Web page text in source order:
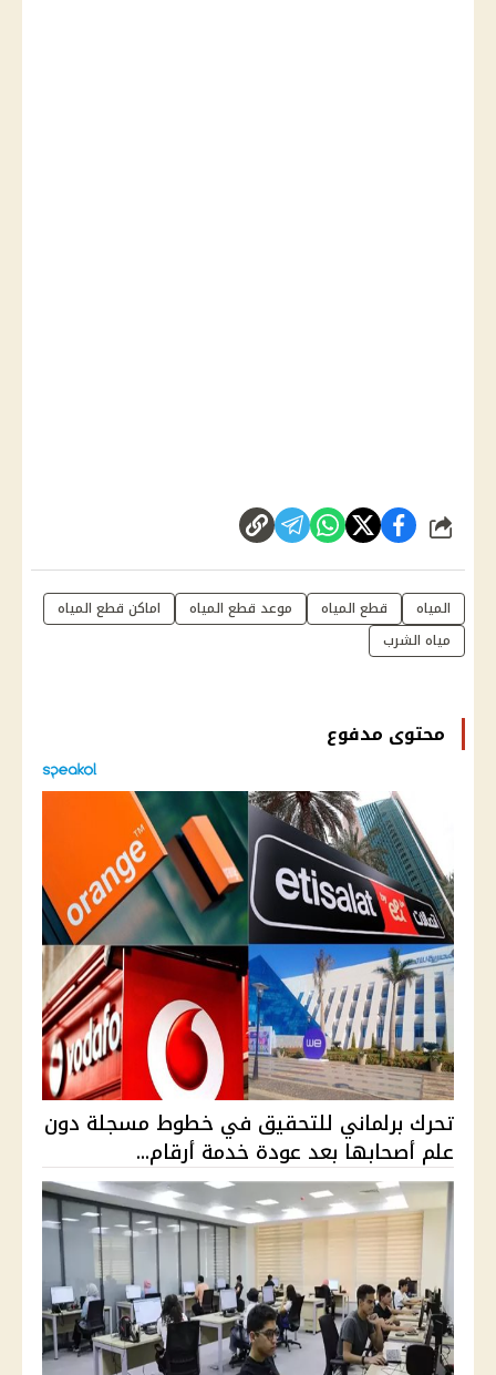
شارك
المياه قطع المياه موعد قطع المياه
اماكن قطع المياه
مياه الشرب
محتوى مدفوع
تحرك برلماني للتحقيق في خطوط مسجلة دون
علم أصحابها بعد عودة خدمة أرقام...